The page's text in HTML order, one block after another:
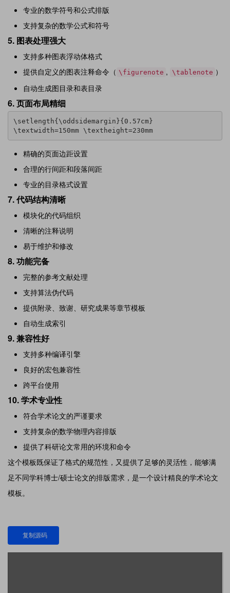
专业的数学符号和公式排版
支持复杂的数学公式和符号
5. 图表处理强大
支持多种图表浮动体格式
提供自定义的图表注释命令（ \figurenote , \tablenote ）
自动生成图目录和表目录
6.页面布局精细
\setlength{\oddsidemargin}{0.57cm}
\textwidth=150mm \textheight=230mm
精确的页面边距设置
合理的行间距和段落间距
专业的目录格式设置
7.代码结构清晰
模块化的代码组织
清晰的注释说明
易于维护和修改
8.功能完备
完整的参考文献处理
支持算法伪代码
提供附录、致谢、研究成果等章节模板
自动生成索引
9.兼容性好
支持多种编译引擎
良好的宏包兼容性
跨平台使用
10.学术专业性
符合学术论文的严谨要求
支持复杂的数学物理内容排版
提供了科研论文常用的环境和命令
这个模板既保证了格式的规范性，又提供了足够的灵活性，能够满
足不同学科博士/硕士论文的排版需求，是一个设计精良的学术论文
模板。
复制源码